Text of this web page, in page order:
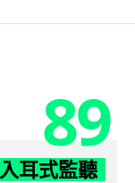
89
耳式監聽